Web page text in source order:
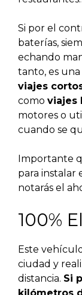
Si por el
baterías,
echando
tanto, es
viajes
como viajes
motores o
cuando se
Importante
para instalar
notarás el
100%
Este
ciudad y
distancia. Si